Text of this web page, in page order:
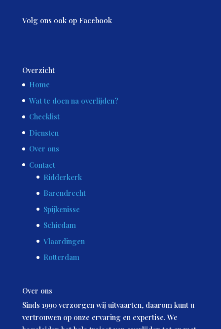
Volg ons ook op Facebook
Overzicht
Home
Wat te doen na overlijden?
Checklist
Diensten
Over ons
Contact
Ridderkerk
Barendrecht
Spijkenisse
Schiedam
Vlaardingen
Rotterdam
Over ons
Sinds 1990 verzorgen wij uitvaarten, daarom kunt u
vertrouwen op onze ervaring en expertise. We